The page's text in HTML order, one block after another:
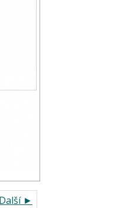
Další ►